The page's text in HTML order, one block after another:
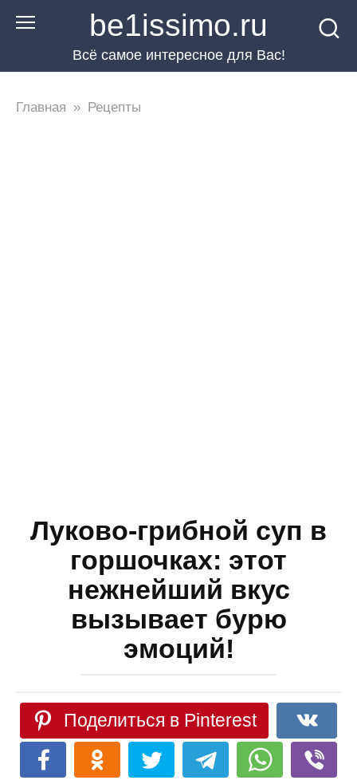
Перейти
be1issimo.ru
Всё самое интересное для Вас!
Главная » Рецепты
Луково-грибной суп в
горшочках: этот
нежнейший вкус
вызывает бурю
эмоций!
Поделиться в Pinterest